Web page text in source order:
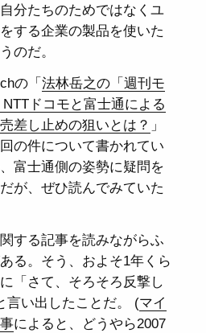
分たちのためではなくユ
する企業の製品を使いた
のだ。
の「法林岳之の「週刊モ
ドコモと富士通による
差し止めの狙いとは？ 」
の件について書かれてい
富士通側の姿勢に疑問を
が、ぜひ読んでみていた
する記事を読みながらふ
る。そう、およそ1年くら
「さて、そろそろ反撃し
言い出したことだ。 (マイ
によると、どうやら2007